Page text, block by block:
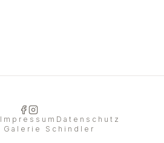
Impressum Datenschutz
Galerie Schindler